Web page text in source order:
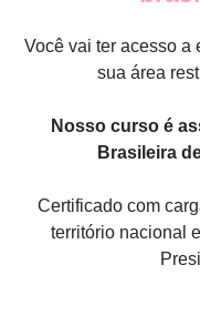
Você vai ter acesso a
sua área
Nosso curso é
Brasileira
Certificado com
território nacional